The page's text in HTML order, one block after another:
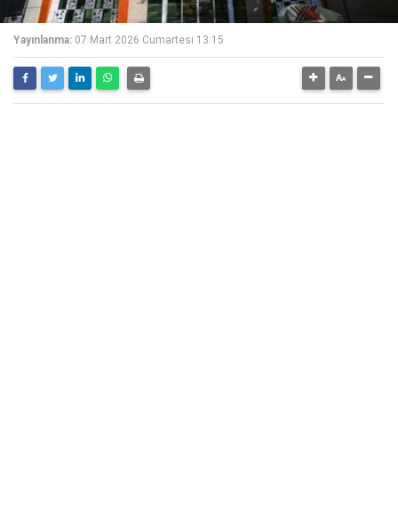
Yayınlanma: 07 Mart 2026 Cumartesi 13:15